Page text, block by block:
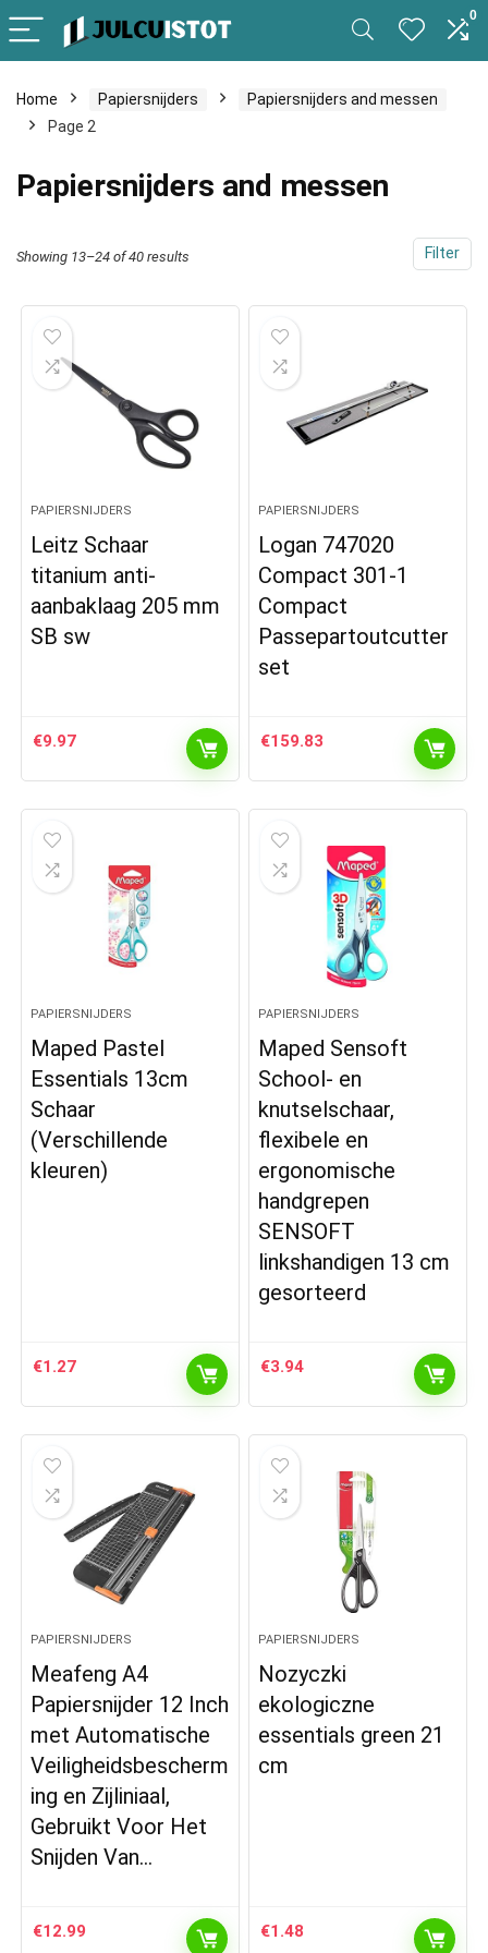
0
Home Papiersnijders
Papiersnijders and messen
Page 2
Papiersnijders and messen
Filter
Showing 13–24 of 40 results
PAPIERSNIJDERS
Leitz Schaar
titanium anti-
aanbaklaag 205 mm
SB sw
€9.97
PAPIERSNIJDERS
Logan 747020
Compact 301-1
Compact
Passepartoutcutter
set
€159.83
PAPIERSNIJDERS
Maped Pastel
Essentials 13cm
Schaar
(Verschillende
kleuren)
€1.27
PAPIERSNIJDERS
Maped Sensoft
School- en
knutselschaar,
flexibele en
ergonomische
handgrepen
SENSOFT
linkshandigen 13 cm
gesorteerd
€3.94
PAPIERSNIJDERS
Meafeng A4
Papiersnijder 12 Inch
met Automatische
Veiligheidsbescherm
ing en Zijliniaal,
Gebruikt Voor Het
Snijden Van…
€12.99
PAPIERSNIJDERS
Nozyczki
ekologiczne
essentials green 21
cm
€1.48